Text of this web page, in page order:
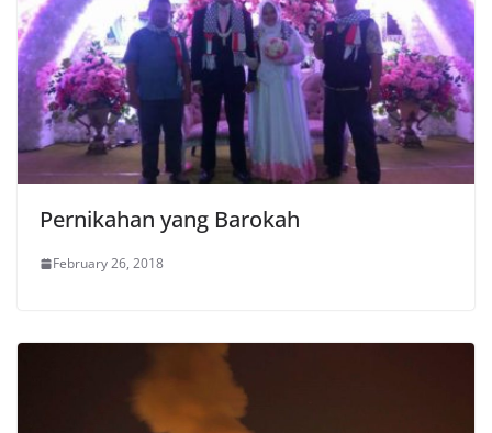
Pernikahan yang Barokah
February 26, 2018